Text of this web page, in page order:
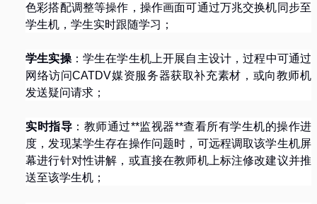
色彩搭配调整等操作，操作画面可通过万兆交换机同步至
学生机，学生实时跟随学习；
学生实操：学生在学生机上开展自主设计，过程中可通过
网络访问CATDV媒资服务器获取补充素材，或向教师机
发送疑问请求；
实时指导 ：教师通过**监视器**查看所有学生机的操作进
度，发现某学生存在操作问题时，可远程调取该学生机屏
幕进行针对性讲解，或直接在教师机上标注修改建议并推
送至该学生机；